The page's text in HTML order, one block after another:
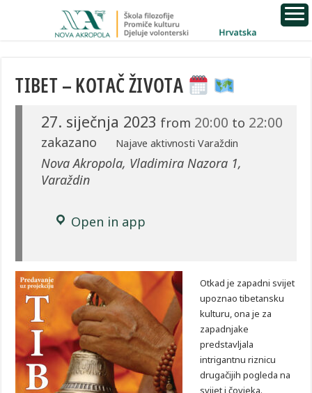
TIBET – KOTAČ ŽIVOTA
27. siječnja 2023 from 20:00 to 22:00
zakazano Najave aktivnosti Varaždin
Nova Akropola, Vladimira Nazora 1,
Varaždin
Open in app
Otkad je zapadni svijet
upoznao tibetansku
kulturu, ona je za
zapadnjake
predstavljala
intrigantnu riznicu
drugačijih pogleda na
svijet i čovjeka.